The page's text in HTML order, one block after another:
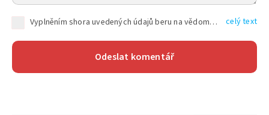
Vyplněním shora uvedených údajů beru na vědomí, že společnost TEXT FACTORY s.r.o., sídlem Brno, Durďákova 336/29, Černá Pole, PSČ: 613 00, IČ: 06157831, zapsané u Krajského soudu v Brně, oddíl C, vložka 100399, bude zpracovávat mé osobní údaje uvedené v rámci mnou vyplněného registračního formuláře na základě oprávněných zájmů TEXT FACTORY s.r.o. dle čl. 6 odst. 1 písm. f) GDPR a pro splnění právních povinností (čl. 6 odst. 1 písm. c) GDPR), a to pro tyto účely: nezbytnost zajistit oprávnění návštěvníka webových stránek provozovaných společností TEXT FACTORY s.r.o. přispívat aktivně ke zveřejněným článkům nebo v rámci diskusních fór a výkon práv TEXT FACTORY s.r.o. jako administrátora těchto diskusních fór. Více informací o zpracování osobních údajů a právech lze nalézt v celý text